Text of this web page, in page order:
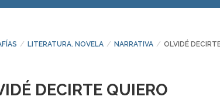
LITERATURA. NOVELA NARRATIVA OLVIDÉ
DECIRTE QUIERO